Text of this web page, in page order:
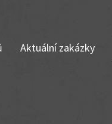
Aktuální zakázky